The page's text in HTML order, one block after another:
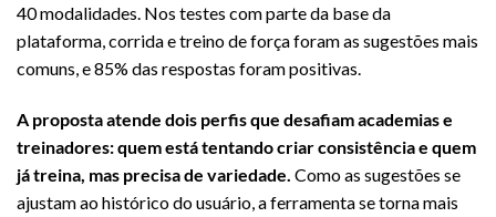
40 modalidades. Nos testes com parte da base da
plataforma, corrida e treino de força foram as sugestões mais
comuns, e 85% das respostas foram positivas.
A proposta atende dois perfis que desafiam academias e
treinadores: quem está tentando criar consistência e quem
já treina, mas precisa de variedade. Como as sugestões se
ajustam ao histórico do usuário, a ferramenta se torna mais